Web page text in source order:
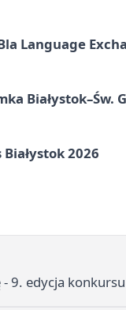
Language
2026
9. edycja